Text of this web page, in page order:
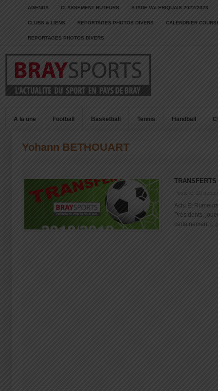
AGENDA CLASSEMENT BUTEURS STADE VALERIQUAIS 2022/2023
CLUBS & LIENS REPORTAGES PHOTOS DIVERS CALENDRIER
REPORTAGES PHOTOS DIVERS
A la une Football Basketball Tennis Handball
Yohann BETHOUART
TRANSFERTS
Posté le: 10
Actu Et
Présidents,
certainement [...]